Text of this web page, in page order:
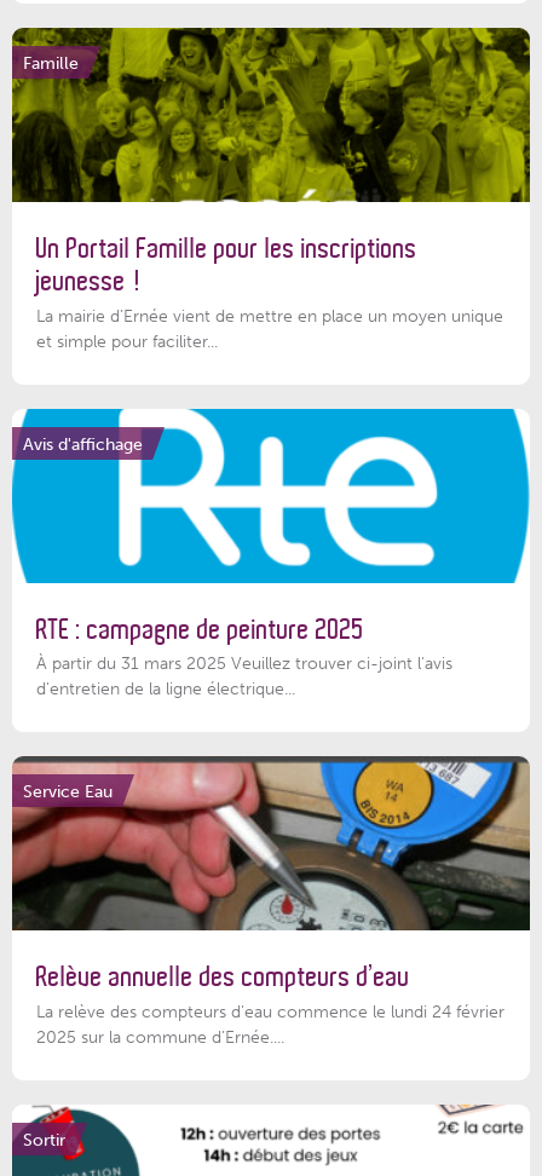
Famille
Un Portail Famille pour les inscriptions
jeunesse !
La mairie d’Ernée vient de mettre en place un moyen unique
et simple pour faciliter...
Avis d'affichage
RTE : campagne de peinture 2025
À partir du 31 mars 2025 Veuillez trouver ci-joint l'avis
d'entretien de la ligne électrique...
Service Eau
Relève annuelle des compteurs d’eau
La relève des compteurs d'eau commence le lundi 24 février
2025 sur la commune d’Ernée....
Sortir